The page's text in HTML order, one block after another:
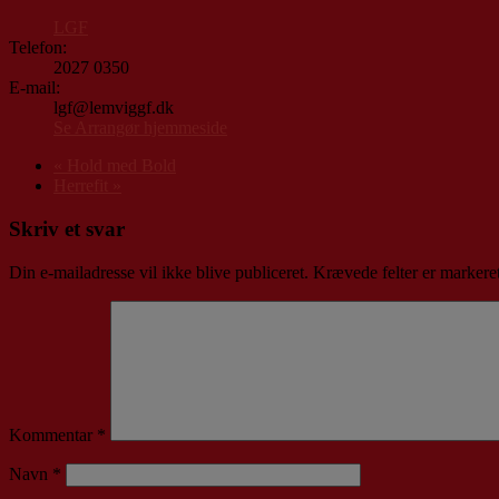
Telefon:
2027 0350
E-mail:
lgf@lemviggf.dk
Skriv et svar
Din e-mailadresse vil ikke blive publiceret. Krævede felter er
Kommentar *
Navn *